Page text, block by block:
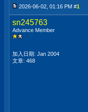
2026-06-02, 01:16 PM #1
sn245763
Advance Member
加入日期: Jan 2004
文章: 468